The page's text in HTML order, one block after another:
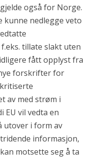
også for Norge.
kunne nedlegge veto
tillate slakt uten
fått opplyst fra
forskrifter for
av med strøm i
vil vedta en
utover i form av
informasjon,
motsette seg å ta